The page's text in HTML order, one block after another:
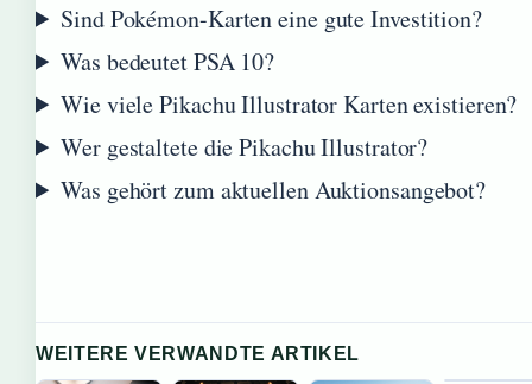
Sind Pokémon-Karten eine gute Investition?
Was bedeutet PSA 10?
Wie viele Pikachu Illustrator Karten existieren?
Wer gestaltete die Pikachu Illustrator?
Was gehört zum aktuellen Auktionsangebot?
WEITERE VERWANDTE ARTIKEL